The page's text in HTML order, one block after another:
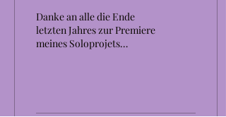
Danke an alle die Ende
letzten Jahres zur Premiere
meines Soloprojets
mein Solo Debüt zu spielen!